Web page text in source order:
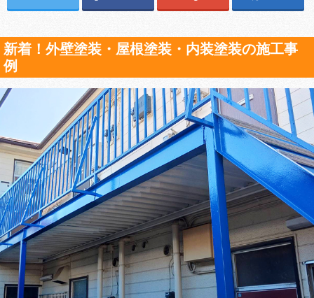
新着！外壁塗装・屋根塗装・内装塗装の施工事
例